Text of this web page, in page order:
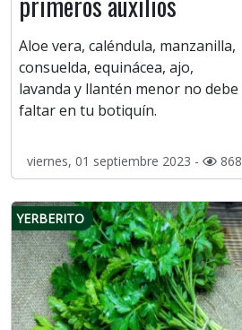
Aloe vera, caléndula, manzanilla,
consuelda, equinácea, ajo,
lavanda y llantén menor no debe
faltar en tu botiquín.
viernes, 01 septiembre 2023 - 868
YERBERITO